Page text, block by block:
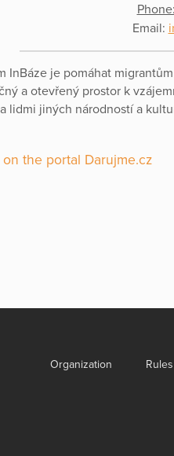
Email:
InBáze je pomáhat
a otevřený prostor k
lidmi jiných národností a
the portal Darujme.cz
Organization